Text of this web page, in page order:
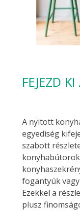
FEJEZD
A nyitott
egyediség
szabott
fogantyúk
Ezekkel a
plusz